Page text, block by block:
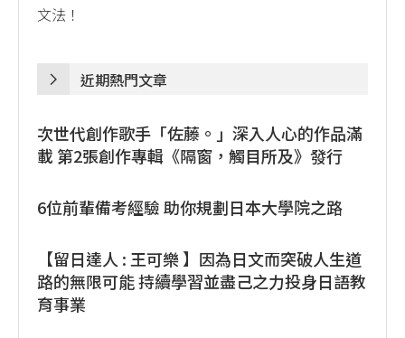
文法！
近期熱門文章
次世代創作歌手「佐藤。」深入人心的作品滿
載 第2張創作專輯《隔窗，觸目所及》發行
6位前輩備考經驗 助你規劃日本大學院之路
【留日達人 : 王可樂 】因為日文而突破人生道
路的無限可能 持續學習並盡己之力投身日語教
育事業